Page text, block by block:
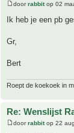
doorrabbitop 02
Ik heb je een pb
Gr,
Bert
Roept de koekoek in
Re: Wenslijst
doorrabbitop 22